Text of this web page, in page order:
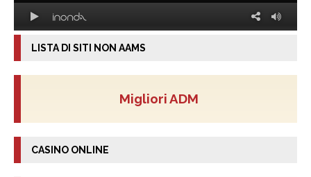
LISTA DI SITI NON AAMS
Migliori ADM
CASINO ONLINE